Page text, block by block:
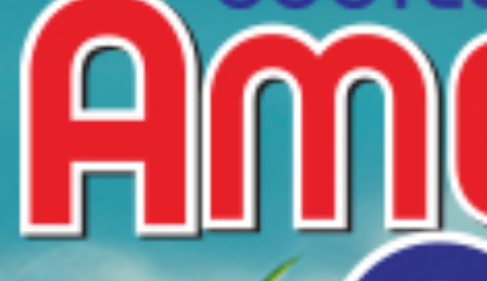
Identidad visual
Consumo masivo